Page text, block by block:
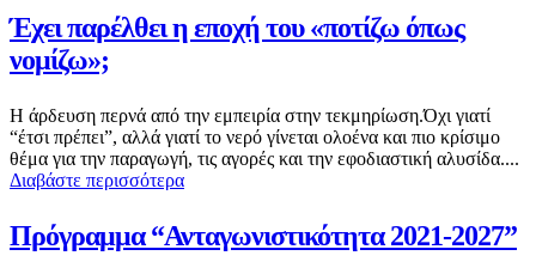
Έχει παρέλθει η εποχή του «ποτίζω όπως
νομίζω»;
Η άρδευση περνά από την εμπειρία στην τεκμηρίωση.Όχι γιατί
“έτσι πρέπει”, αλλά γιατί το νερό γίνεται ολοένα και πιο κρίσιμο
θέμα για την παραγωγή, τις αγορές και την εφοδιαστική αλυσίδα....
Διαβάστε περισσότερα
Πρόγραμμα “Ανταγωνιστικότητα 2021-2027”